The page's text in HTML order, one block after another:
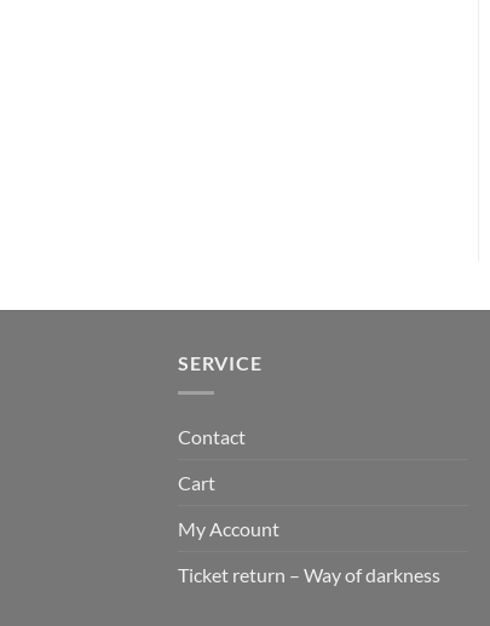
SERVICE
Contact
Cart
My Account
Ticket return – Way of darkness